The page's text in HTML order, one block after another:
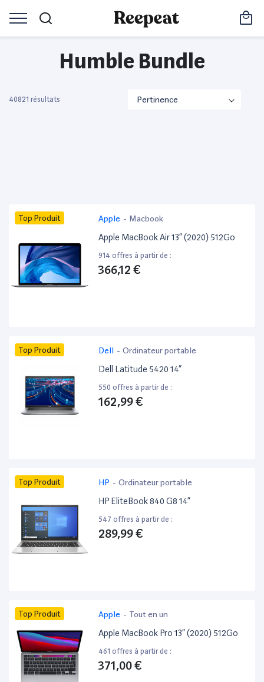
Humble Bundle
40821 résultats
Top Produit Apple - Macbook
Apple MacBook Air 13” (2020) 512Go
914 offres à partir de :
366,12 €
Top Produit Dell - Ordinateur portable
Dell Latitude 5420 14”
550 offres à partir de :
162,99 €
Top Produit HP - Ordinateur portable
HP EliteBook 840 G8 14”
547 offres à partir de :
289,99 €
Top Produit Apple - Tout en un
Apple MacBook Pro 13” (2020) 512Go
461 offres à partir de :
371,00 €